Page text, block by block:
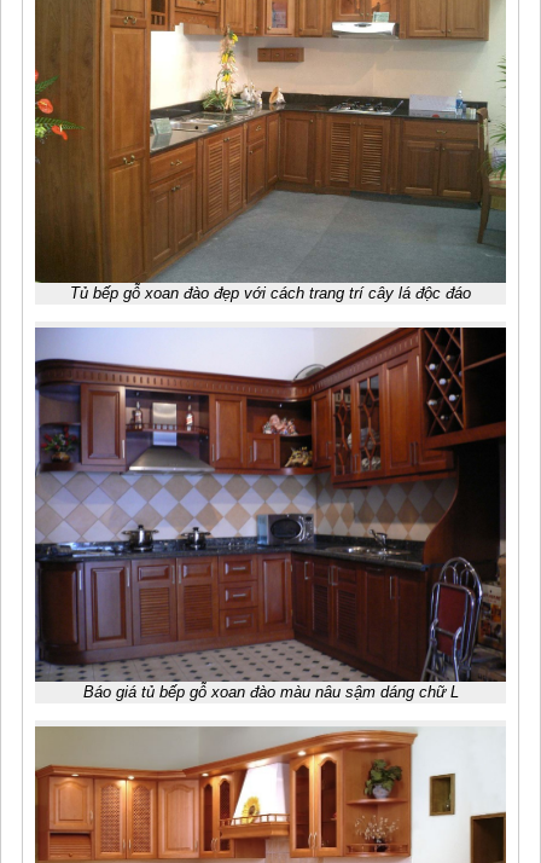
Tủ bếp gỗ xoan đào đẹp với cách trang trí cây lá độc đáo
Báo giá tủ bếp gỗ xoan đào màu nâu sậm dáng chữ L